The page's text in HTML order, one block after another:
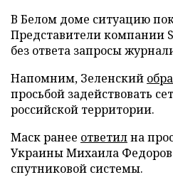
В Белом доме ситуацию
Представители компании
без ответа запросы
Напомним, Зеленский
просьбой задействовать
российской территории.
Маск ранее ответилна
Украины Михаила
спутниковой системы.